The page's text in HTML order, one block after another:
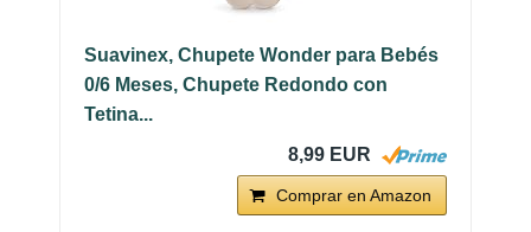
Suavinex, Chupete Wonder para Bebés
0/6 Meses, Chupete Redondo con
Tetina...
8,99 EUR
Comprar en Amazon